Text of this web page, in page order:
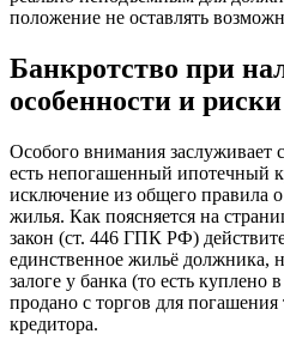
положение не оставлять
Банкротство при
особенности и риски
Особого внимания заслуживает
есть непогашенный ипотечный
исключение из общего правила
жилья. Как поясняется на
закон (ст. 446 ГПК РФ)
единственное жильё должника,
залоге у банка (то есть
продано с торгов для погашения
кредитора.